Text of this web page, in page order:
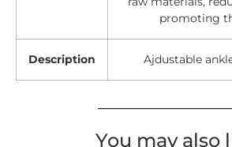
promoting
Description Ajdustable
You may also